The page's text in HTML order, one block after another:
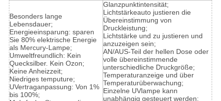
Besonders lange
Lebensdauer;
Energieeinsparung: sparen
Sie 80% elektrische Energie
als Mercury-Lampe;
Umweltfreundlich: Kein
Quecksilber. Kein Ozon;
Keine Anheizzeit;
Niedriges temputure;
UVertraganpassung: Von 1%
bis 100%;
Glanzpunktintensität;
Lichtstärkeauto justieren die
Übereinstimmung von
Druckleistung;
Lichtstärke und zu justieren und
anzuzeigen sein;
AN/AUS-Teil der hellen Dose oder
volle übereinstimmende
unterschiedliche Druckgröße;
Temperaturanzeige und über
Temperaturüberwachung;
Einzelne UVlampe kann
unabhängig gesteuert werden;